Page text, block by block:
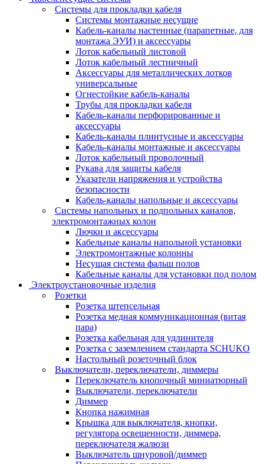
Системы для прокладки кабеля
Системы монтажные несущие
Кабель-каналы настенные (парапетные, для
монтажа ЭУИ) и аксессуары
Лоток кабельный листовой
Лоток кабельный лестничный
Аксессуары для металлических лотков
универсальные
Огнестойкие кабель-каналы
Трубы для прокладки кабеля
Кабель-каналы перфорированные и
аксессуары
Кабель-каналы плинтусные и аксессуары
Кабель-каналы монтажные и аксессуары
Лоток кабельный проволочный
Рукава для защиты кабеля
Указатели напряжения и устройства
безопасности
Кабель-каналы напольные и аксессуары
Системы напольных и подпольных каналов,
электромонтажных колон
Лючки и аксессуары
Кабельные каналы напольной установки
Электромонтажные колонны
Несущая система фальш полов
Кабельные каналы для установки под полом
Электроустановочные изделия
Розетки
Розетка штепсельная
Розетка медная коммуникационная (витая
пара)
Розетка кабельная для удлинителя
Розетка с заземлением стандарта SCHUKO
Настольный розеточный блок
Выключатели, переключатели, диммеры
Переключатель кнопочный миниатюрный
Выключатели, переключатели
Диммер
Кнопка нажимная
Крышка для выключателя, кнопки,
регулятора освещенности, диммера,
переключателя жалюзи
Выключатель шнуровой/диммер